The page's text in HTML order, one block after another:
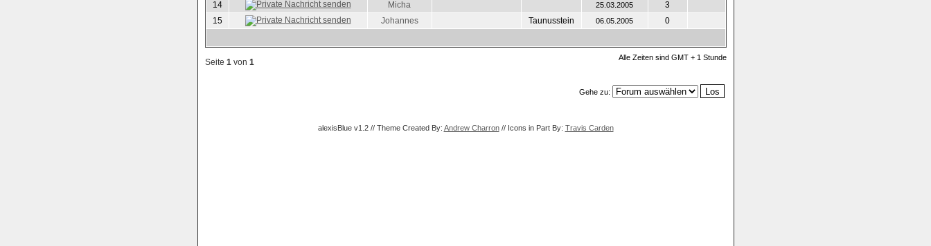
14
Micha 25.03.2005
3
15
Johannes Taunusstein 06.05.2005 0
Seite 1von 1 Alle Zeiten sind GMT + 1 Stunde
Gehe zu:
alexisBlue v1.2 // Theme Created By: Andrew Charron// Icons in Part By: Travis Carden